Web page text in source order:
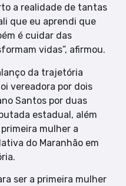
a realidade de tantas
que eu aprendi que
é cuidar das
vidas”, afirmou.
da trajetória
vereadora por dois
Santos por duas
estadual, além
mulher a
do Maranhão em
ser a primeira mulher